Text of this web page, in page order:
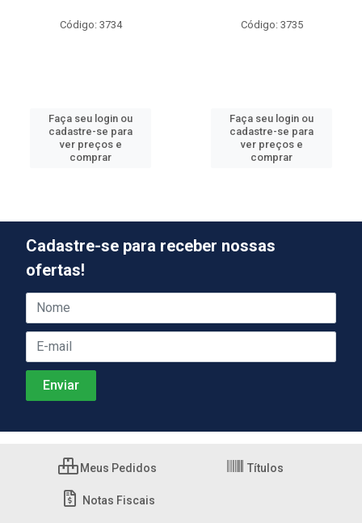
Código: 3734
Faça seu login ou
cadastre-se para
ver preços e
comprar
Código: 3735
Faça seu login ou
cadastre-se para
ver preços e
comprar
Cadastre-se para receber nossas
ofertas!
Meus Pedidos Títulos
Notas Fiscais